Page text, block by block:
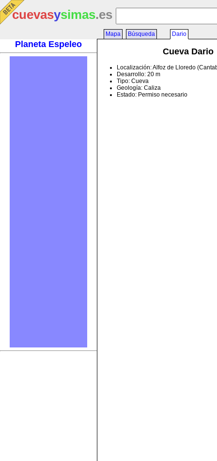
cuevasysimas.es
Planeta Espeleo
Mapa Búsqueda Dario
Cueva Dario
Localización: Alfoz de Lloredo
Desarrollo: 20 m
Tipo: Cueva
Geología: Caliza
Estado: Permiso necesario